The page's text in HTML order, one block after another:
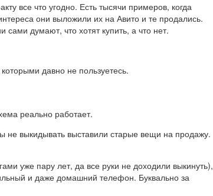
все что угодно. Есть тысячи примеров, когда
они выложили их на Авито и те продались.
сами думают, что хотят купить, а что нет.
давно не пользуетесь.
реально работает.
не выкидывать выставили старые вещи на продажу.
уже пару лет, да все руки не доходили выкинуть),
и даже домашний телефон. Буквально за